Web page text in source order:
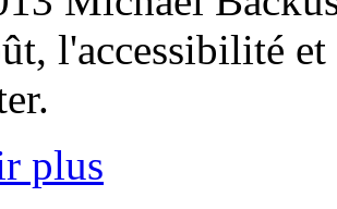
l'accessibilité
plus